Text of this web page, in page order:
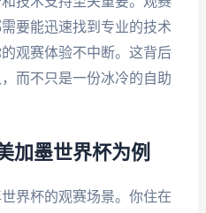
要能迅速找到专业的技术
观赛体验不中断。这背后
而不只是一份冰冷的自助
加墨世界杯为例
界杯的观赛场景。你住在